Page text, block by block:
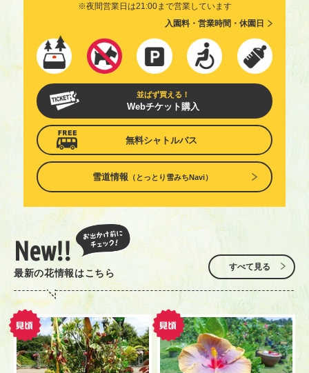
※夜間営業日は21:00まで営業しています
入園料・営業時間・休園日
並ばず買える！
Webチケット購入
無料シャトルバス
雪道情報 （とっとり雪みちNavi）
New!!
最新の花情報はこちら
すべて見る